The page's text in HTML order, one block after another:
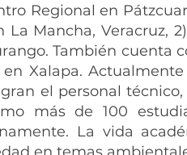
Regional en
La Mancha, Veracruz,
También cuenta
Xalapa.
el personal
más de 100
La vida
en temas